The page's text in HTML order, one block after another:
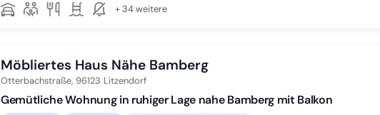
+ 34 weitere
Möbliertes Haus Nähe Bamberg
Otterbachstraße, 96123 Litzendorf
Gemütliche Wohnung in ruhiger Lage nahe Bamberg mit Balkon